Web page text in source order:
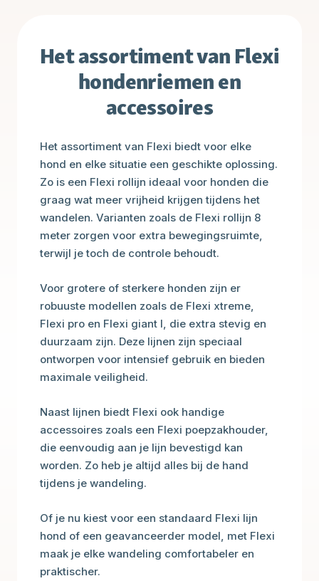
Het assortiment van Flexi
hondenriemen en
accessoires
Het assortiment van Flexi biedt voor elke
hond en elke situatie een geschikte oplossing.
Zo is een Flexi rollijn ideaal voor honden die
graag wat meer vrijheid krijgen tijdens het
wandelen. Varianten zoals de Flexi rollijn 8
meter zorgen voor extra bewegingsruimte,
terwijl je toch de controle behoudt.
Voor grotere of sterkere honden zijn er
robuuste modellen zoals de Flexi xtreme,
Flexi pro en Flexi giant l, die extra stevig en
duurzaam zijn. Deze lijnen zijn speciaal
ontworpen voor intensief gebruik en bieden
maximale veiligheid.
Naast lijnen biedt Flexi ook handige
accessoires zoals een Flexi poepzakhouder,
die eenvoudig aan je lijn bevestigd kan
worden. Zo heb je altijd alles bij de hand
tijdens je wandeling.
Of je nu kiest voor een standaard Flexi lijn
hond of een geavanceerder model, met Flexi
maak je elke wandeling comfortabeler en
praktischer.